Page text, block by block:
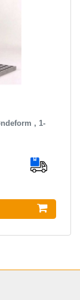
, 1-